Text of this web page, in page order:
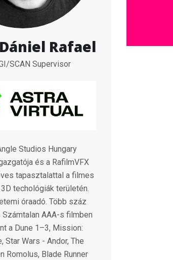
Rafael
SCAN Supervisor
Studios Hungary
és a RafilmVFX
tapasztalattal a filmes
3D techológiák területén.
óraadó. Több száz
AAA-s filmben
a Dune 1–3, Mission:
Star Wars - Andor, The
Romolus, Blade Runner